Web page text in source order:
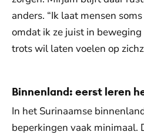
anders. “Ik laat mensen
omdat ik ze juist in
trots wil laten voelen op
Binnenland: eerst leren
In het Surinaamse
beperkingen vaak minimaal.